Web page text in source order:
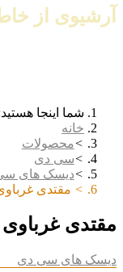
آرشیوی از
شما اینجا
خانه
محصولات
سی دی
دیسک های
مقتدی
مقتدی
دیسک های سی دی